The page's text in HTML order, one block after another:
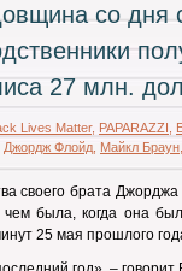
со дня
27 млн.
Lives Matter, PAPARAZZI
Джордж Флойд Майкл Браун
своего брата
чем была, когда она
25 мая прошлого